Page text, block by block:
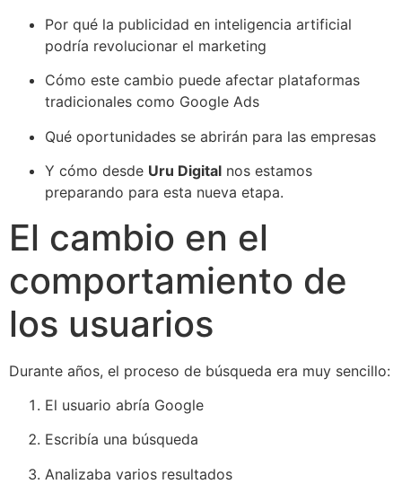
Por qué la publicidad en inteligencia artificial
podría revolucionar el marketing
Cómo este cambio puede afectar plataformas
tradicionales como Google Ads
Qué oportunidades se abrirán para las empresas
Y cómo desde Uru Digital nos estamos
preparando para esta nueva etapa.
El cambio en el
comportamiento de
los usuarios
Durante años, el proceso de búsqueda era muy sencillo:
El usuario abría Google
Escribía una búsqueda
Analizaba varios resultados